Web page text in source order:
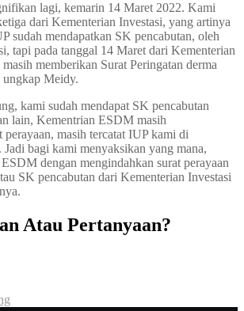
lagi, kemarin 14 Maret 2022. Kami
dari Kementerian Investasi, yang artinya
sudah mendapatkan SK pencabutan, oleh
tapi pada tanggal 14 Maret dari Kementerian
memberikan Surat Peringatan derma
ungkap Meidy.
kami sudah mendapat SK pencabutan
lain, Kementrian ESDM masih
perayaan, masih tercatat IUP kami di
bagi kami menyaksikan yang mana,
dengan mengindahkan surat perayaan
SK pencabutan dari Kementerian Investasi
Atau Pertanyaan?